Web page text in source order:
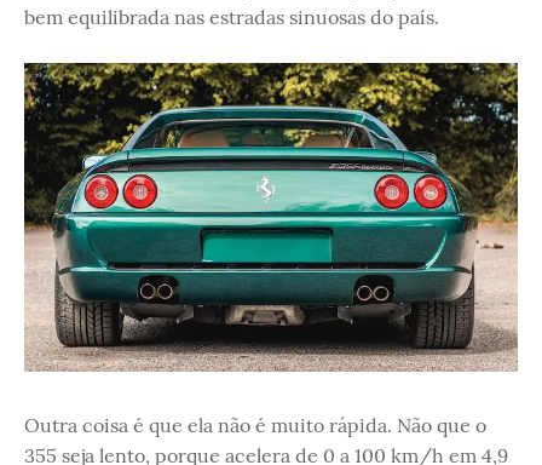
bem equilibrada nas estradas sinuosas do país.
Outra coisa é que ela não é muito rápida. Não que o
355 seja lento, porque acelera de 0 a 100 km/h em 4,9